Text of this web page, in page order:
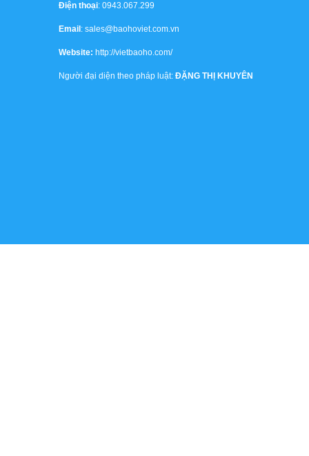
Điện thoại: 0943.067.299
Email : sales@baohoviet.com.vn
Website: http://vietbaoho.com/
Người đại diện theo pháp luật: ĐẶNG THỊ KHUYÊN